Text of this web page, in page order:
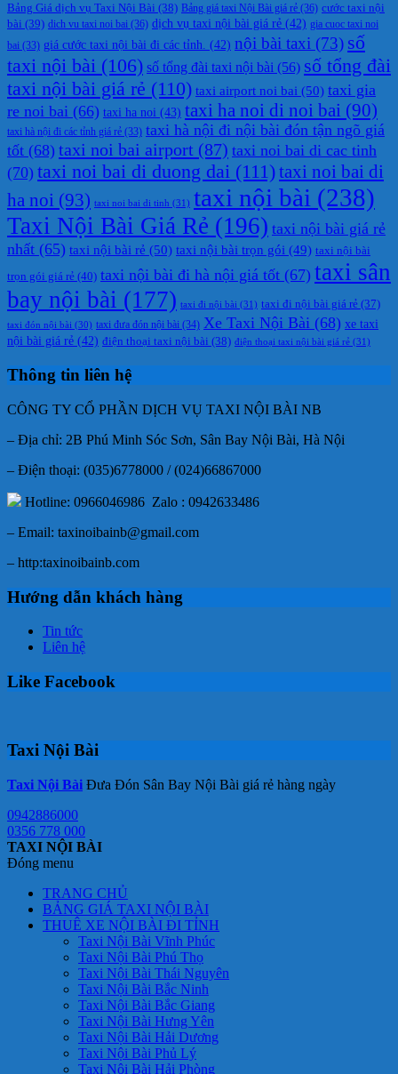
Bảng Giá dịch vụ Taxi Nội Bài (38) Bảng giá taxi Nội Bài giá rẻ (36) cước taxi nội
bài (39) dich vu taxi noi bai (36) dịch vụ taxi nội bài giá rẻ (42) gia cuoc taxi noi
bai (33) giá cước taxi nội bài đi các tỉnh. (42) nội bài taxi (73) số
taxi nội bài (106) số tổng đài taxi nội bài (56) số tổng đài
taxi nội bài giá rẻ (110) taxi airport noi bai (50) taxi gia
re noi bai (66) taxi ha noi (43) taxi ha noi di noi bai (90)
taxi hà nội đi các tỉnh giá rẻ (33) taxi hà nội đi nội bài đón tận ngõ giá
tốt (68) taxi noi bai airport (87) taxi noi bai di cac tinh
(70) taxi noi bai di duong dai (111)taxi noi bai di
ha noi (93) taxi noi bai di tinh (31) taxi nội bài (238)
Taxi Nội Bài Giá Rẻ (196) taxi nội bài giá rẻ
nhất (65) taxi nội bài rẻ (50) taxi nội bài trọn gói (49) taxi nội bài
trọn gói giá rẻ (40) taxi nội bài đi hà nội giá tốt (67) taxi sân
bay nội bài (177) taxi đi nội bài (31) taxi đi nội bài giá rẻ (37)
taxi đón nội bài (30) taxi đưa đón nội bài (34) Xe Taxi Nội Bài (68) xe taxi
nội bài giá rẻ (42) điện thoại taxi nội bài (38) điện thoại taxi nội bài giá rẻ (31)
Thông tin liên hệ
CÔNG TY CỔ PHẦN DỊCH VỤ TAXI NỘI BÀI NB
– Địa chỉ: 2B Phú Minh Sóc Sơn, Sân Bay Nội Bài, Hà Nội
– Điện thoại: (035)6778000 / (024)66867000
Hotline: 0966046986 Zalo : 0942633486
– Email: taxinoibainb@gmail.com
– http:taxinoibainb.com
Hướng dẫn khách hàng
Tin tức
Liên hệ
Like Facebook
Taxi Nội Bài
Taxi Nội Bài Đưa Đón Sân Bay Nội Bài giá rẻ hàng ngày
0942886000
0356 778 000
TAXI NỘI BÀI
Đóng menu
TRANG CHỦ
BẢNG GIÁ TAXI NỘI BÀI
THUÊ XE NỘI BÀI ĐI TỈNH
Taxi Nội Bài Vĩnh Phúc
Taxi Nội Bài Phú Thọ
Taxi Nội Bài Thái Nguyên
Taxi Nội Bài Bắc Ninh
Taxi Nội Bài Bắc Giang
Taxi Nội Bài Hưng Yên
Taxi Nội Bài Hải Dương
Taxi Nội Bài Phủ Lý
Taxi Nội Bài Hải Phòng